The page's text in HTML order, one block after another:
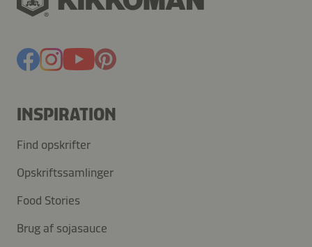
INSPIRATION
Find opskrifter
Opskriftssamlinger
Food Stories
Brug af sojasauce